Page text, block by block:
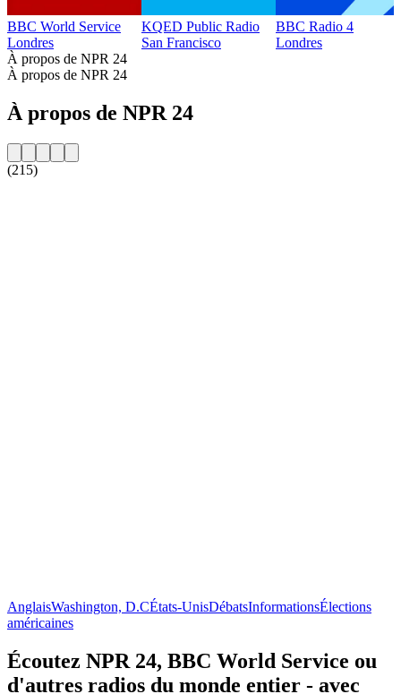
BBC World Service
Londres
KQED Public Radio
San Francisco
BBC Radio 4
Londres
À propos de NPR 24
À propos de NPR 24
À propos de NPR 24
(215)
AnglaisWashington, D.CÉtats-UnisDébatsInformationsÉlections
américaines
Écoutez NPR 24, BBC World Service ou
d'autres radios du monde entier - avec